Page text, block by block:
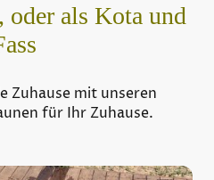
oder als Kota und
Zuhause mit unseren
für Ihr Zuhause.